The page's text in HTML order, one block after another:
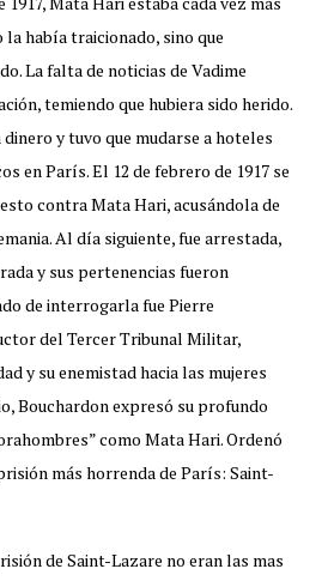
la había traicionado, sino que
La falta de noticias de Vadime
temiendo que hubiera sido herido.
dinero y tuvo que mudarse a hoteles
en París. El 12 de febrero de 1917 se
contra Mata Hari, acusándola de
Al día siguiente, fue arrestada,
y sus pertenencias fueron
de interrogarla fue Pierre
del Tercer Tribunal Militar,
y su enemistad hacia las mujeres
Bouchardon expresó su profundo
como Mata Hari. Ordenó
más horrenda de París: Saint-
de Saint-Lazare no eran las mas